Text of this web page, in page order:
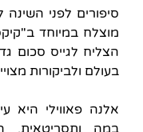
סיפורים לפני השינה
מוצלח במיוחד
הצליח לגייס סכום
בעולם ולביקורות מצויינות
אלנה פאווילי היא
במה ותסריטאית.